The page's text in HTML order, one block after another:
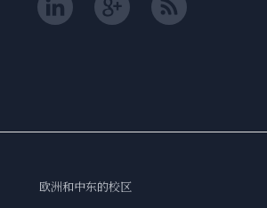
欧洲和中东的校区